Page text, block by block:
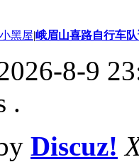
小黑屋|峨眉山喜路自行车
8-9
.
Discuz!